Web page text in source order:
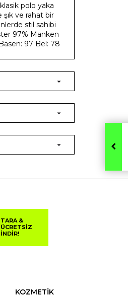
polo yaka
şık ve rahat bir
stil sahibi
97% Manken
97 Bel: 78
TARA &
ÜCRETSİZ
İNDİR!
KOZMETİK